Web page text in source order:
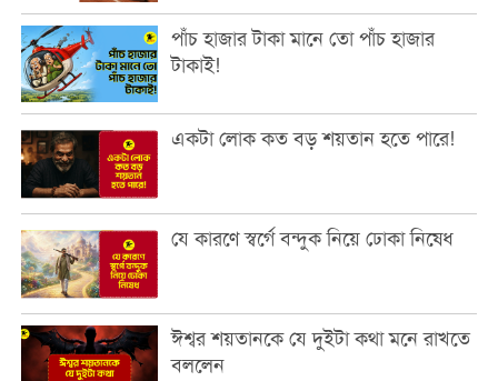
পাঁচ হাজার টাকা মানে তো পাঁচ হাজার
টাকাই!
একটা লোক কত বড় শয়তান হতে পারে!
যে কারণে স্বর্গে বন্দুক নিয়ে ঢোকা নিষেধ
ঈশ্বর শয়তানকে যে দুইটা কথা মনে রাখতে
বললেন